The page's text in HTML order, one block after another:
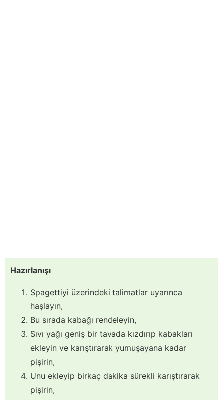
Hazırlanışı
Spagettiyi üzerindeki talimatlar uyarınca
haşlayın,
Bu sırada kabağı rendeleyin,
Sıvı yağı geniş bir tavada kızdırıp kabakları
ekleyin ve karıştırarak yumuşayana kadar
pişirin,
Unu ekleyip birkaç dakika sürekli karıştırarak
pişirin,